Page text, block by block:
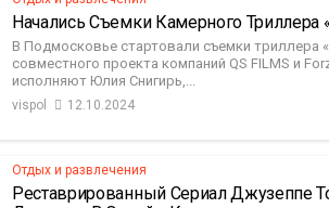
Начались Съемки Камерного
В Подмосковье стартовали съемки триллера
совместного проекта компаний QS FILMS и
исполняют Юлия Снигирь,...
vispol 12.10.2024
Отдых и развлечения
Реставрированный Сериал Джузеппе